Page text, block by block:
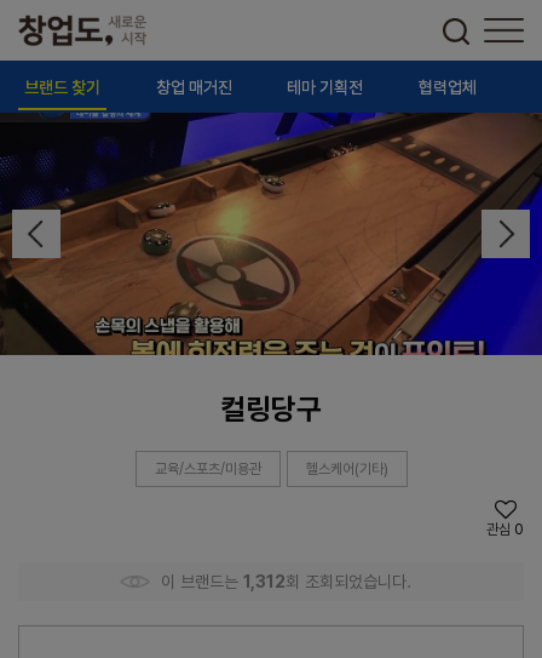
브랜드 찾기 창업 매거진 테마 기획전 협력업체
컬링당구
교육/스포츠/미용관 헬스케어(기타)
관심 0
이 브랜드는 1,312회 조회되었습니다.